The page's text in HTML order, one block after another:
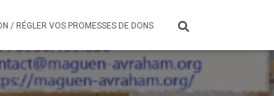
/ RÉGLER VOS PROMESSES DE DONS